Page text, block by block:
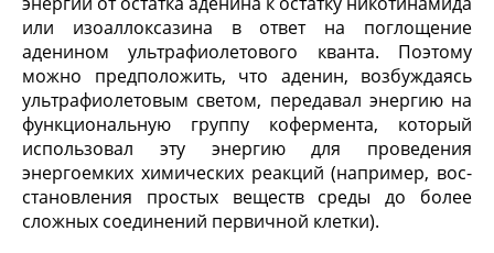
или изоаллоксазина в ответ на поглощение
аденином ультрафиолетового кванта. Поэтому
можно предположить, что аденин, возбуждаясь
ультрафиолетовым светом, передавал энергию на
функциональную группу кофермента, который
использовал эту энергию для проведения
энергоемких химических реакций (например, вос­
становления простых веществ среды до более
слож­ных соединений первичной клетки).